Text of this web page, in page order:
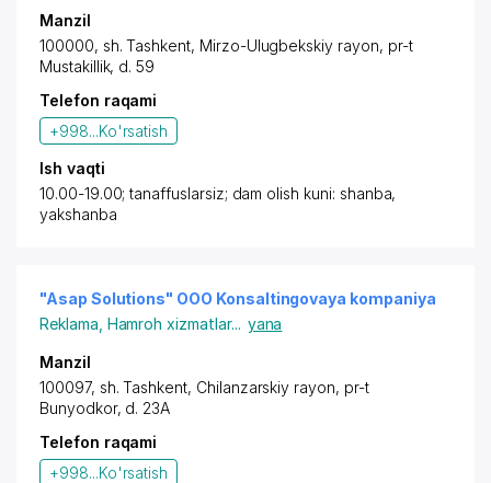
Manzil
100000, sh. Tashkent, Mirzo-Ulugbekskiy rayon, pr-t
Mustakillik, d. 59
Telefon raqami
+998...Ko'rsatish
Ish vaqti
10.00-19.00; tanaffuslarsiz; dam olish kuni: shanba,
yakshanba
"Asap Solutions" OOO Konsaltingovaya kompaniya
Reklama Hamroh xizmatlar... yana
Manzil
100097, sh. Tashkent, Chilanzarskiy rayon, pr-t
Bunyodkor, d. 23A
Telefon raqami
+998...Ko'rsatish